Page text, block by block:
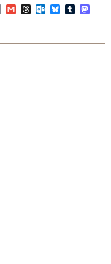
Copy
Link
GmailThreadsOutlook.com
BlueskyTumblr